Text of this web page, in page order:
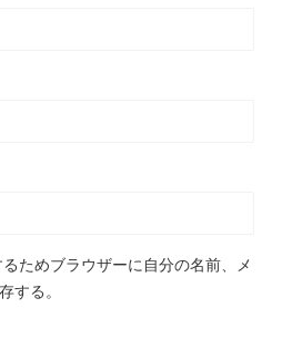
ためブラウザーに自分の名前、メ
する。